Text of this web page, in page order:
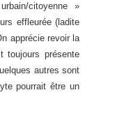
citoyenne »
effleurée (ladite
apprécie revoir la
toujours présente
autres sont
pourrait être un